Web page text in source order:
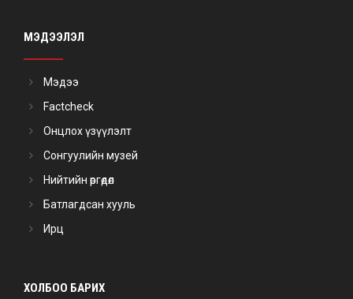
МЭДЭЭЛЭЛ
Мэдээ
Factcheck
Онцлох үзүүлэлт
Сонгуулийн музей
Нийтийн өргөдөл
Батлагдсан хууль
Ирц
ХОЛБОО БАРИХ